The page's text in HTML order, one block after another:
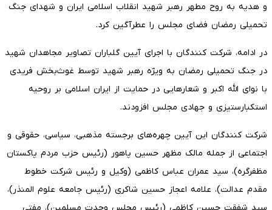
و هدیه به روح مطهر رهبر شهید انقلاب اسلامی ایران و شهدای جنگ
تحمیلی رمضان فضای مجلس را عطرآگین کرد.
در ادامه، شرکت کنندگان با اجرای آیین گلباران تصاویر مجاهدان شهید
در جنگ تحمیلی رمضان به ویژه رهبر شهید توسط غوث‌بخش فریدی
با نوای الله اکبر و شعارهایی در حمایت از ایران اسلامی بر روحیه
استکبارستیزی و جهادی مجلس افزودند.
شرکت کنندگان این آیین چهره‌های برجسته مذهبی، سیاسی، حقوقی و
اجتماعی از جمله مالک مظهر حسین پاهور (رئیس حزب مردم پاکستان
مظفرگره)، سید عمران عباس کاظمی (وکیل و رئیس شرکت خطوط
مقدم عدالت)، علامه اعجاز حسین شاکری (رئیس جامعه علوم المنذر)،
سید شفقت حسین کاظمی (رئیس مجلس وحدت مسلمین)، مفتی